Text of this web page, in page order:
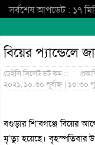
সর্বশেষ আপডেট : ১৭
বিয়ের প্যান্ডেলে
ডেইলি সিলেট ডট কম ::
২০২১, ১০:৩০ পূর্বাহ্ন | ১০:৩০
বগুড়ার শি’বগঞ্জে বিয়ের
মৃ’ত্যু হয়েছে। বৃহস্পতিবার